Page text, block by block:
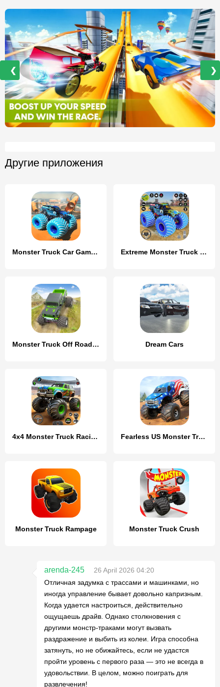
❮ ❯
Другие приложения
Monster Truck Car Game 3d Extreme Monster Truck Game 3D
Monster Truck Off Road Racing Dream Cars
4x4 Monster Truck Racing Games Fearless US Monster Truck Game
Monster Truck Rampage Monster Truck Crush
arenda-245
26 April 2026 04:20
Отличная задумка с трассами и машинками, но
иногда управление бывает довольно капризным.
Когда удается настроиться, действительно
ощущаешь драйв. Однако столкновения с
другими монстр-траками могут вызвать
раздражение и выбить из колеи. Игра способна
затянуть, но не обижайтесь, если не удастся
пройти уровень с первого раза — это не всегда в
удовольствии. В целом, можно поиграть для
развлечения!